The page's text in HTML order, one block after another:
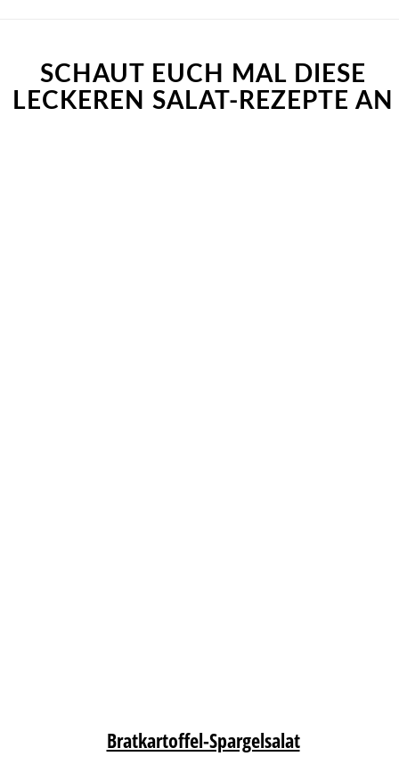
SCHAUT EUCH MAL DIESE
LECKEREN SALAT-REZEPTE AN
Bratkartoffel-Spargelsalat